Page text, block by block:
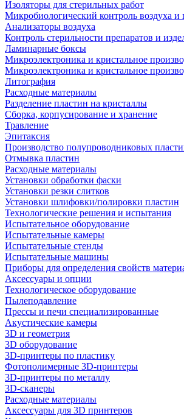
Изоляторы для стерильных работ
Микробиологический контроль воздуха и
Анализаторы воздуха
Контроль стерильности препаратов и
Ламинарные боксы
Микроэлектроника и кристальное
Микроэлектроника и кристальное
Литография
Расходные материалы
Разделение пластин на кристаллы
Сборка, корпусирование и хранение
Травление
Эпитаксия
Производство полупроводниковых
Отмывка пластин
Расходные материалы
Установки обработки фаски
Установки резки слитков
Установки шлифовки/полировки пластин
Технологические решения и испытания
Испытательное оборудование
Испытательные камеры
Испытательные стенды
Испытательные машины
Приборы для определения свойств
Аксессуары и опции
Технологическое оборудование
Пылеподавление
Прессы и печи специализированные
Акустические камеры
3D и геометрия
3D оборудование
3D-принтеры по пластику
Фотополимерные 3D-принтеры
3D-принтеры по металлу
3D-сканеры
Расходные материалы
Аксессуары для 3D принтеров